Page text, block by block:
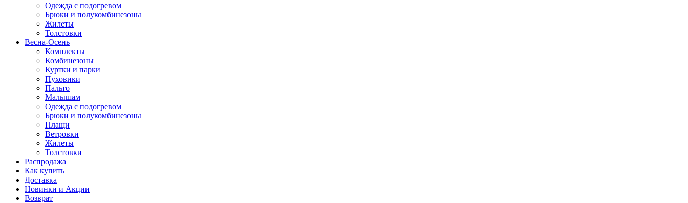
Одежда с подогревом
Брюки и полукомбинезоны
Жилеты
Толстовки
Весна-Осень
Комплекты
Комбинезоны
Куртки и парки
Пуховики
Пальто
Малышам
Одежда с подогревом
Брюки и полукомбинезоны
Плащи
Ветровки
Жилеты
Толстовки
Распродажа
Как купить
Доставка
Новинки и Акции
Возврат